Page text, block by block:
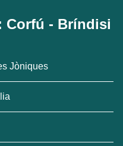
Corfú - Bríndisi
Jòniques